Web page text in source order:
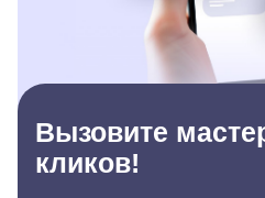
Вызовите
кликов!